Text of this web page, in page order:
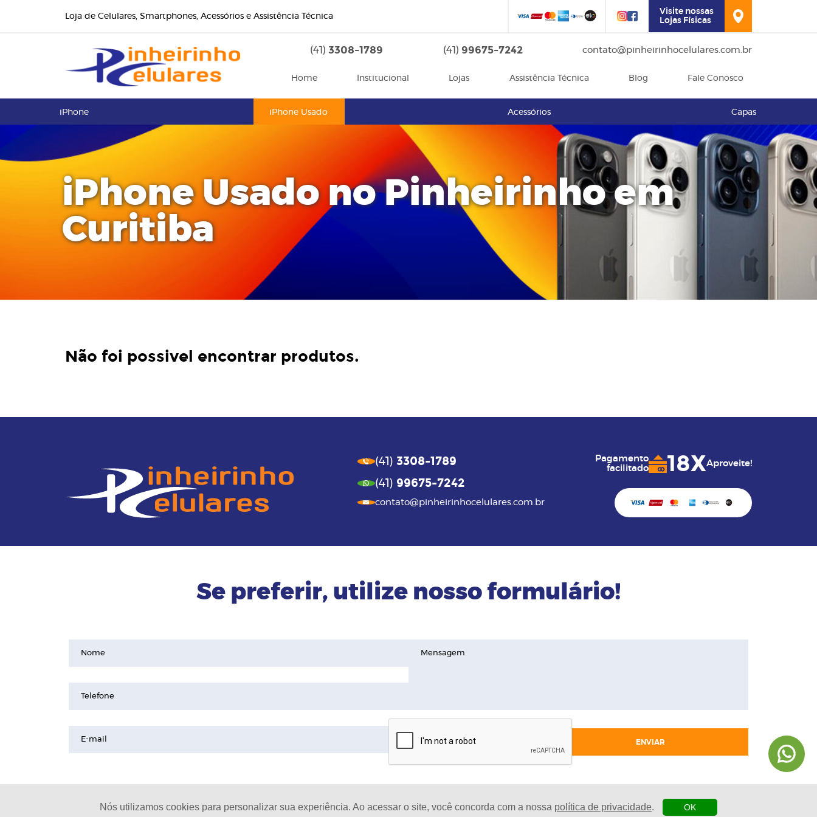
Loja de Celulares, Smartphones, Acessórios e Assistência Técnica
Visite nossas
Lojas Físicas
(41) 3308-1789 (41) 99675-7242 contato@pinheirinhocelulares.com.br
Home Institucional Lojas Assistência Técnica Blog Fale Conosco
iPhone iPhone Usado Acessórios Capas
iPhone Usado no Pinheirinho em
Curitiba
Não foi possivel encontrar produtos.
(41) 3308-1789
(41) 99675-7242
contato@pinheirinhocelulares.com.br
Pagamento
facilitado
18XAproveite!
Se preferir, utilize nosso formulário!
Nome
Telefone
E-mail
Mensagem
ENVIAR
Nós utilizamos cookies para personalizar sua experiência. Ao acessar o site, você concorda com a nossa política de privacidade. OK